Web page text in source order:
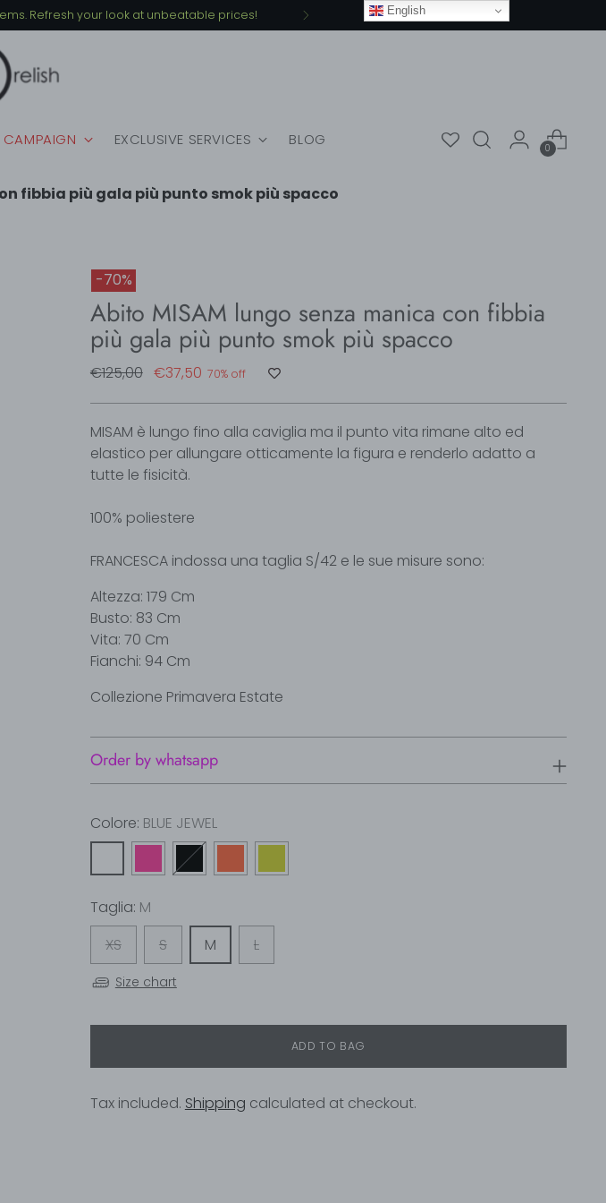
for orders over €149
CAMPAIGN EXCLUSIVE SERVICES BLOG 0
fibbia più gala più punto smok più spacco
-70%
Abito MISAM lungo senza manica con fibbia
più gala più punto smok più spacco
Regular
€125,00 €37,50 70% off
MISAM è lungo fino alla caviglia ma il punto vita rimane alto ed
elastico per allungare otticamente la figura e renderlo adatto a
tutte le fisicità.
100% poliestere
FRANCESCA indossa una taglia S/42 e le sue misure sono:
Altezza: 179 Cm
Busto: 83 Cm
Vita: 70 Cm
Fianchi: 94 Cm
Collezione Primavera Estate
Order by whatsapp
Colore: BLUE JEWEL
Taglia: M
XS
S M L
Size chart
ADD TO BAG
Tax included. Shipping calculated at checkout.
English